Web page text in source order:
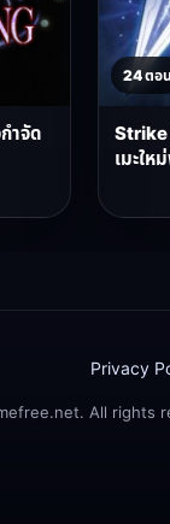
ำจัด
24 ตอน
Strike
เมะให
Privacy
All rights